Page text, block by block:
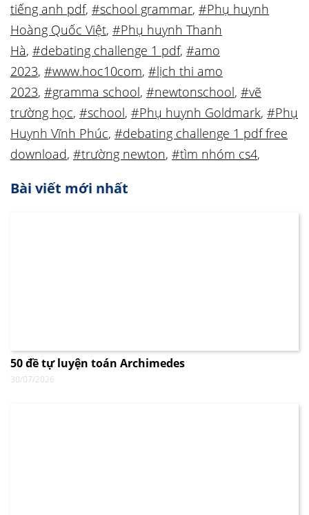
tiếng anh pdf, #school grammar, #Phụ huynh
Hoàng Quốc Việt, #Phụ huynh Thanh
Hà, #debating challenge 1 pdf, #amo
2023, #www.hoc10com, #lịch thi amo
2023, #gramma school, #newtonschool, #vẽ
trường học, #school, #Phụ huynh Goldmark, #Phụ
Huynh Vĩnh Phúc, #debating challenge 1 pdf free
download, #trường newton, #tìm nhóm cs4,
Bài viết mới nhất
50 đề tự luyện toán Archimedes
30/07/2026